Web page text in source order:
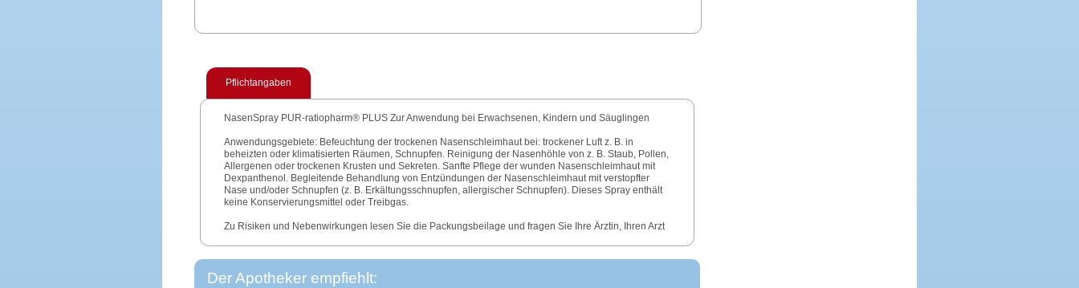
Pflichtangaben
NasenSpray PUR-ratiopharm® PLUS Zur Anwendung bei Erwachsenen, Kindern und Säuglingen
Anwendungsgebiete: Befeuchtung der trockenen Nasenschleimhaut bei: trockener Luft z. B. in
beheizten oder klimatisierten Räumen, Schnupfen. Reinigung der Nasenhöhle von z. B. Staub, Pollen,
Allergenen oder trockenen Krusten und Sekreten. Sanfte Pflege der wunden Nasenschleimhaut mit
Dexpanthenol. Begleitende Behandlung von Entzündungen der Nasenschleimhaut mit verstopfter
Nase und/oder Schnupfen (z. B. Erkältungsschnupfen, allergischer Schnupfen). Dieses Spray enthält
keine Konservierungsmittel oder Treibgas.
Zu Risiken und Nebenwirkungen lesen Sie die Packungsbeilage und fragen Sie Ihre Ärztin, Ihren Arzt
Stand: 8/09.
Der Apotheker empfiehlt: